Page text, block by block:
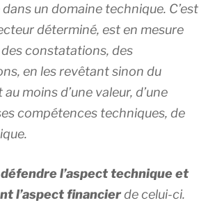
un domaine technique. C’est
déterminé, est en mesure
constatations, des
en les revêtant sinon du
moins d’une valeur, d’une
compétences techniques, de
l’aspect technique et
l’aspect financierde celui-ci.